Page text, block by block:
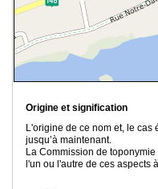
Origine et signification
L'origine de ce nom et, le cas
jusqu’à maintenant.
La Commission de
l'un ou l'autre de ces aspects